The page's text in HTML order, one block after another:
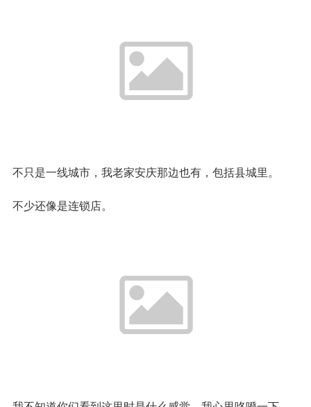
不只是一线城市，我老家安庆那边也有，包括县城里。
不少还像是连锁店。